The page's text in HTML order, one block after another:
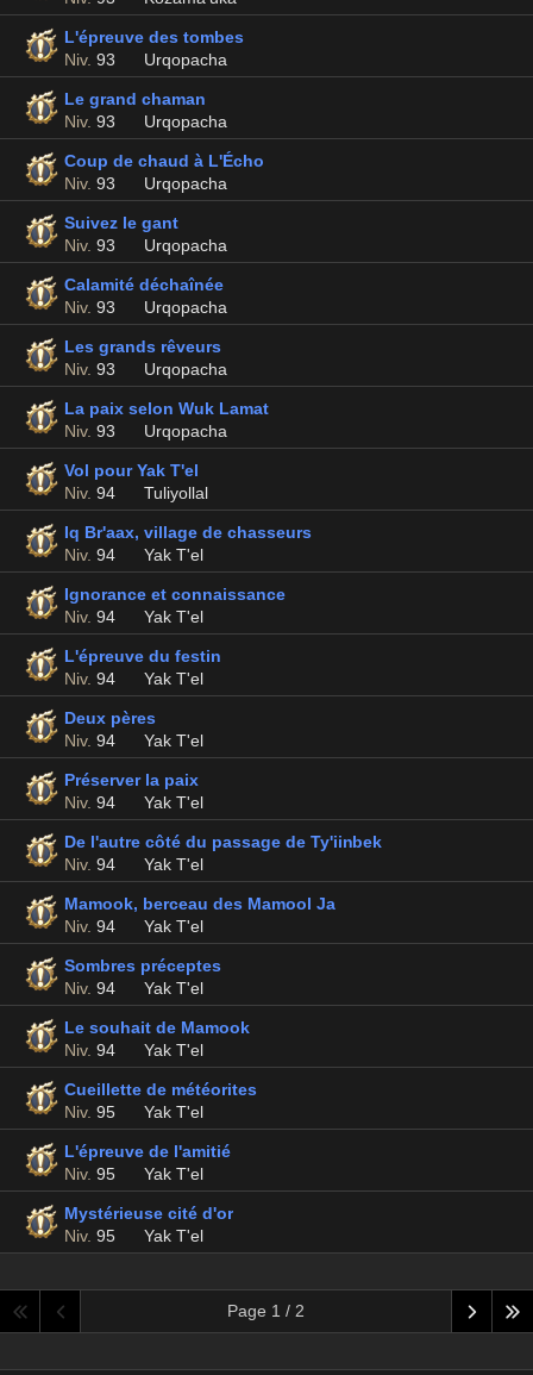
L'épreuve des tombes
Niv. 93 Urqopacha
Le grand chaman
Niv. 93 Urqopacha
Coup de chaud à L'Écho
Niv. 93 Urqopacha
Suivez le gant
Niv. 93 Urqopacha
Calamité déchaînée
Niv. 93 Urqopacha
Les grands rêveurs
Niv. 93 Urqopacha
La paix selon Wuk Lamat
Niv. 93 Urqopacha
Vol pour Yak T'el
Niv. 94 Tuliyollal
Iq Br'aax, village de chasseurs
Niv. 94 Yak T'el
Ignorance et connaissance
Niv. 94 Yak T'el
L'épreuve du festin
Niv. 94 Yak T'el
Deux pères
Niv. 94 Yak T'el
Préserver la paix
Niv. 94 Yak T'el
De l'autre côté du passage de Ty'iinbek
Niv. 94 Yak T'el
Mamook, berceau des Mamool Ja
Niv. 94 Yak T'el
Sombres préceptes
Niv. 94 Yak T'el
Le souhait de Mamook
Niv. 94 Yak T'el
Cueillette de météorites
Niv. 95 Yak T'el
L'épreuve de l'amitié
Niv. 95 Yak T'el
Mystérieuse cité d'or
Niv. 95 Yak T'el
Page 1 / 2